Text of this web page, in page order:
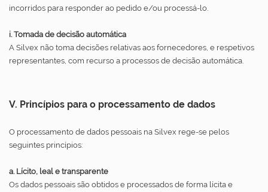
incorridos para responder ao pedido e/ou processá-lo.
i. Tomada de decisão automática
A Silvex não toma decisões relativas aos fornecedores, e respetivos
representantes, com recurso a processos de decisão automática.
V. Princípios para o processamento de dados
O processamento de dados pessoais na Silvex rege-se pelos
seguintes princípios:
a. Lícito, leal e transparente
Os dados pessoais são obtidos e processados de forma lícita e